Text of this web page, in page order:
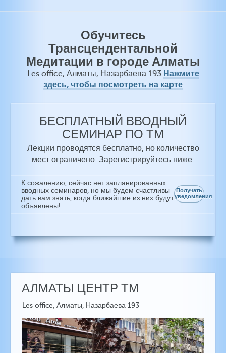
Обучитесь
Трансцендентальной
Медитации в городе Алматы
Les office, Алматы, Назарбаева 193 Нажмите
здесь, чтобы посмотреть на карте
БЕСПЛАТНЫЙ ВВОДНЫЙ
СЕМИНАР ПО ТМ
Лекции проводятся бесплатно, но количество
мест ограничено. Зарегистрируйтесь ниже.
К сожалению, сейчас нет запланированных
вводных семинаров, но мы будем счастливы
дать вам знать, когда ближайшие из них будут
объявлены!
Получать
уведомления
АЛМАТЫ ЦЕНТР ТМ
Les office, Алматы, Назарбаева 193